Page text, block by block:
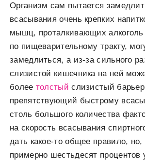
Организм сам пытается
всасывания очень крепких
мышц, проталкивающих алкоголь
по пищеварительному тракту,
замедлиться, а из-за сильного
слизистой кишечника на ней
более толстый слизистый
препятствующий быстрому
столь большого количества
на скорость всасывания
дать какое-то общее правило, но,
примерно шестьдесят процентов